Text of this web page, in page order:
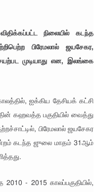
நிலையில் கடந்த
பிரேமலால் ஜயசேகர,
முடியாது என, இலங்கை
ஐக்கிய தேசியக் கட்சி
கஹவத்த பகுதியில் வைத்து
பிரேமலால் ஜயசேகர
கடந்த ஜுலை மாதம் 31ஆம்
- 2015 காலப்பகுதியில்,